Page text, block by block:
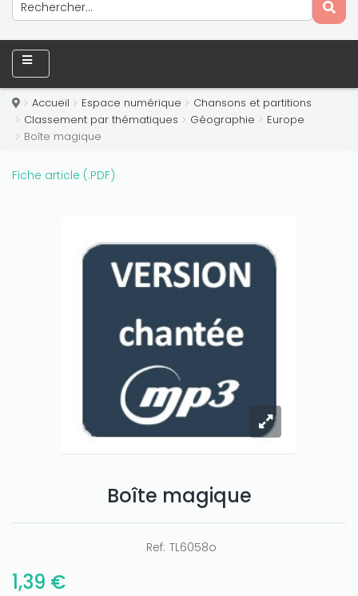
Accueil Espace numérique
Chansons et partitions
Classement par thématiques
Géographie
Europe
Boîte magique
Fiche article (.PDF)
Boîte magique
Ref: TL6058o
1,39 €
Only play atJoo casinoif you really want to win a huge